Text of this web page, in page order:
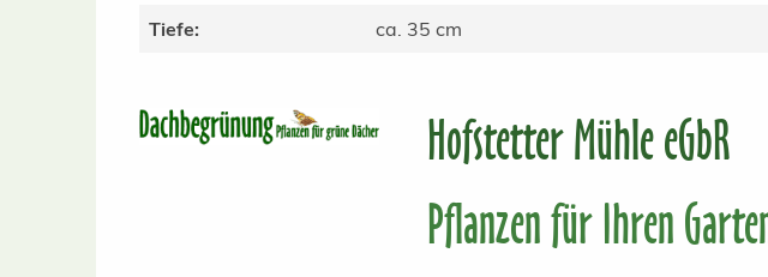
Tiefe:
ca. 35 cm
Hofstetter Mühle eGbR
Pflanzen für Ihren